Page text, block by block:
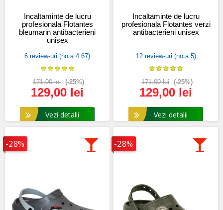
Incaltaminte de lucru
profesionala Flotantes
bleumarin antibacterieni
unisex
6 review-uri (nota 4.67)
171,00 lei (-25%)
129,00 lei
Vezi detalii
Incaltaminte de lucru
profesionala Flotantes verzi
antibacterieni unisex
12 review-uri (nota 5)
171,00 lei (-25%)
129,00 lei
Vezi detalii
-28% -28%